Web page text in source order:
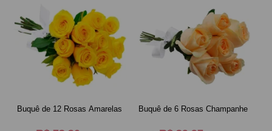
Buquê de 12 Rosas Amarelas Buquê de 6 Rosas Champanhe